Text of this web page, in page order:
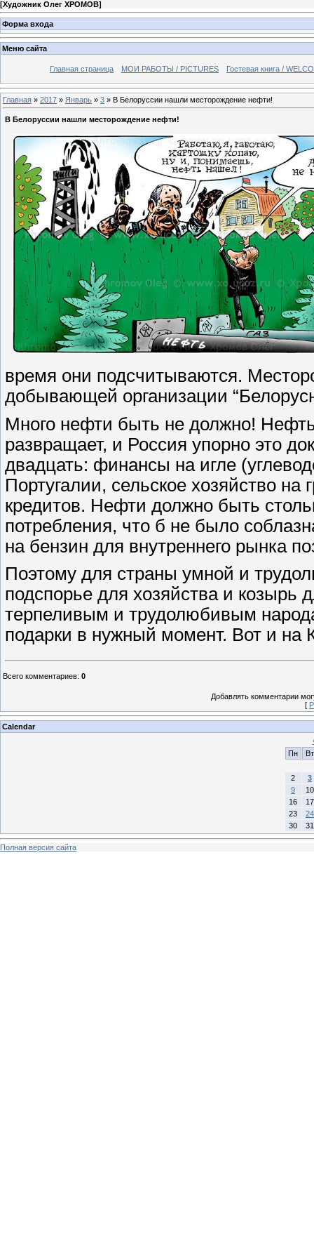
[Художник Олег ХРОМОВ]
Форма входа
Меню сайта
Главная страница МОИ РАБОТЫ / PICTURES Гостевая книга /
Главная » 2017 » Январь » 3 » В Белоруссии нашли месторождение нефти!
В Белоруссии нашли месторождение нефти!
время они подсчитываются.
добывающей организации
Много нефти быть не должно!
развращает, и Россия упорно это
двадцать: финансы на игле
Португалии, сельское хозяйство
кредитов. Нефти должно быть
потребления, что б не было
на бензин для внутреннего рынка
Поэтому для страны умной и
подспорье для хозяйства и козырь
терпеливым и трудолюбивым
подарки в нужный момент. Вот и
Всего комментариев: 0
Добавлять комментарии
[
Calendar
Пн
Вт
2
3
9
10
16
17
23
24
30
31
Полная версия сайта